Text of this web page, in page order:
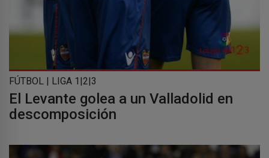
FÚTBOL | LIGA 1|2|3
El Levante golea a un Valladolid en
descomposición